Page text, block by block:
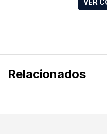
de Oncología Médica
Relacionados